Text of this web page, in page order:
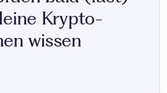
Krypto-
wissen